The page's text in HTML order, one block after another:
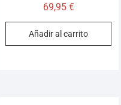
69,95 €
Añadir al carrito